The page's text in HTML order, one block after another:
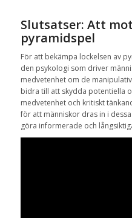
Slutsatser: Att
pyramidspel
För att bekämpa lockelsen av
den psykologi som driver
medvetenhet om de
bidra till att skydda potentiella
medvetenhet och kritiskt
för att människor dras in i
göra informerade och